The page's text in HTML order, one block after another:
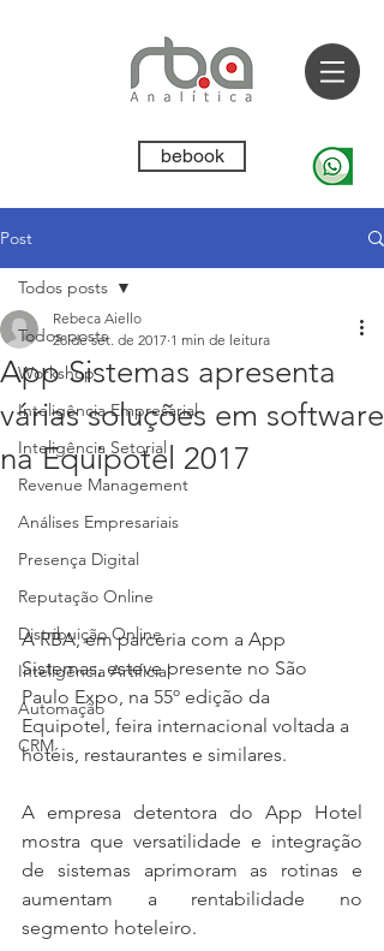
bebook
Post
Todos posts
Workshop
Inteligência Empresarial
Inteligência Setorial
Revenue Management
Análises Empresariais
Presença Digital
Reputação Online
Distribuição Online
Inteligência Artificial
Automação
CRM
Todos posts
App Sistemas apresenta
várias soluções em software
na Equipotel 2017
Rebeca Aiello
28 de set. de 2017 1 min de leitura
A RBA, em parceria com a App
Sistemas, esteve presente no São
Paulo Expo, na 55º edição da
Equipotel, feira internacional voltada a
hotéis, restaurantes e similares.
A empresa detentora do App Hotel
mostra que versatilidade e integração
de sistemas aprimoram as rotinas e
aumentam a rentabilidade no
segmento hoteleiro.